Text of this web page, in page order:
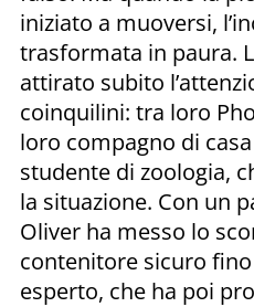
iniziato a muoversi,
trasformata in paura.
attirato subito
coinquilini: tra loro
loro compagno di
studente di zoologia,
la situazione. Con un
Oliver ha messo lo
contenitore sicuro fino
esperto, che ha poi